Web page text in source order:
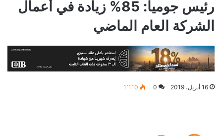
رئيس جوميا: 85% زيادة في أعمال
الشركة العام الماضي
16 أبريل، 2019 0 1٬110